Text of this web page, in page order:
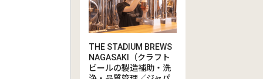
THE STADIUM BREWS
NAGASAKI（クラフト
ビールの製造補助・洗